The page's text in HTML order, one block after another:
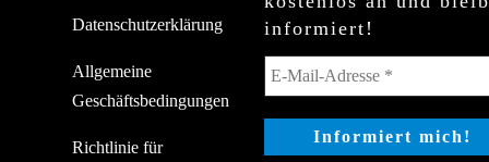
Datenschutzerklärung
Allgemeine
Geschäftsbedingungen
Richtlinie für
informiert!